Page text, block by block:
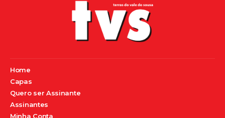
Home
Capas
Quero ser Assinante
Assinantes
Minha Conta